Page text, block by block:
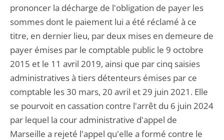
prononcer la décharge de l'obligation de payer les
sommes dont le paiement lui a été réclamé à ce
titre, en dernier lieu, par deux mises en demeure de
payer émises par le comptable public le 9 octobre
2015 et le 11 avril 2019, ainsi que par cinq saisies
administratives à tiers détenteurs émises par ce
comptable les 30 mars, 20 avril et 29 juin 2021. Elle
se pourvoit en cassation contre l'arrêt du 6 juin 2024
par lequel la cour administrative d'appel de
Marseille a rejeté l'appel qu'elle a formé contre le